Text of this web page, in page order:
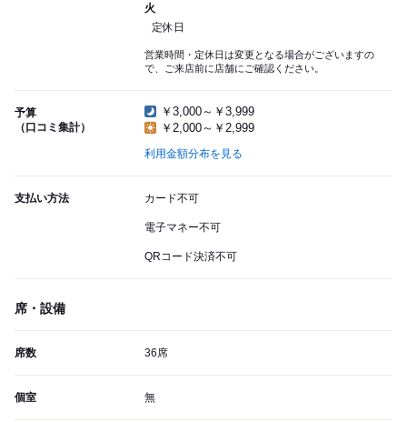
火
定休日
営業時間・定休日は変更となる場合がございますの
で、ご来店前に店舗にご確認ください。
予算
（口コミ集計）
￥3,000～￥3,999
￥2,000～￥2,999
利用金額分布を見る
支払い方法 カード不可
電子マネー不可
QRコード決済不可
席・設備
席数 36席
個室 無